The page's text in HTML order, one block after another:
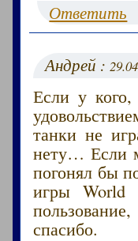
Ответить
Андрей :
Если у
танки не
нету… Если
погонял бы
игры World
спасибо.